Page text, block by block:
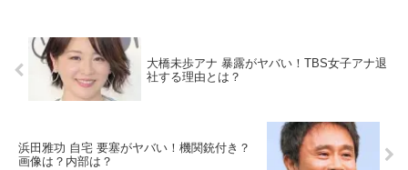
大橋未歩アナ 暴露がヤバい！TBS女子アナ退
社する理由とは？
浜田雅功 自宅 要塞がヤバい！機関銃付き？
画像は？内部は？